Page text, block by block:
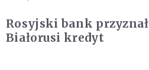
Rosyjski bank przyznał
Białorusi kredyt